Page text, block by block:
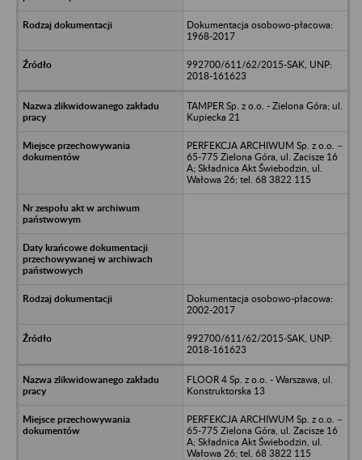
Dokumentacja osobowo-płacowa:
1968-2017
992700/611/62/2015-SAK, UNP:
2018-161623
TAMPER Sp. z o.o. - Zielona Góra; ul.
Kupiecka 21
PERFEKCJA ARCHIWUM Sp. z o.o. –
65-775 Zielona Góra, ul. Zacisze 16
A; Składnica Akt Świebodzin, ul.
Wałowa 26; tel. 68 3822 115
Dokumentacja osobowo-płacowa:
2002-2017
992700/611/62/2015-SAK, UNP:
2018-161623
FLOOR 4 Sp. z o.o. - Warszawa, ul.
Konstruktorska 13
PERFEKCJA ARCHIWUM Sp. z o.o. –
65-775 Zielona Góra, ul. Zacisze 16
A; Składnica Akt Świebodzin, ul.
Wałowa 26; tel. 68 3822 115